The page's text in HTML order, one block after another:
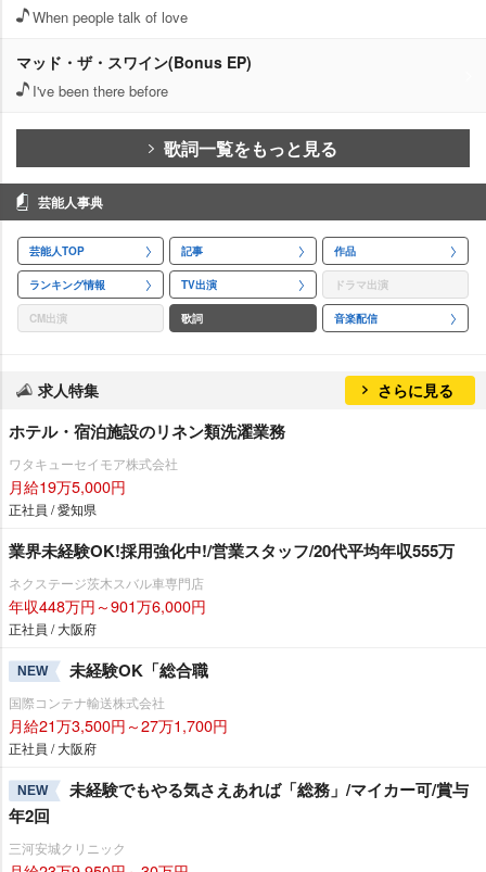
When people talk of love
マッド・ザ・スワイン(Bonus EP)
I've been there before
歌詞一覧をもっと見る
芸能人事典
芸能人TOP 記事 作品
ランキング情報 TV出演 ドラマ出演
CM出演 歌詞 音楽配信
求人特集 さらに見る
ホテル・宿泊施設のリネン類洗濯業務
ワタキューセイモア株式会社
月給19万5,000円
正社員 / 愛知県
業界未経験OK!採用強化中!/営業スタッフ/20代平均年収555万
ネクステージ茨木スバル車専門店
年収448万円～901万6,000円
正社員 / 大阪府
NEW 未経験OK「総合職
国際コンテナ輸送株式会社
月給21万3,500円～27万1,700円
正社員 / 大阪府
NEW
未経験でもやる気さえあれば「総務」/マイカー可/賞与
年2回
三河安城クリニック